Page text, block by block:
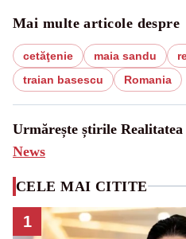
Mai multe articole despre
cetăţenie maia sandu
traian basescu
Romania
Urmărește știrile
News
CELE MAI CITITE
1